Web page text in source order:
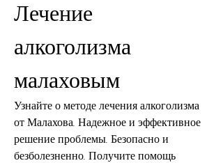
Лечение
алкоголизма
малаховым
Узнайте о методе лечения алкоголизма
от Малахова. Надежное и эффективное
решение проблемы. Безопасно и
безболезненно. Получите помощь